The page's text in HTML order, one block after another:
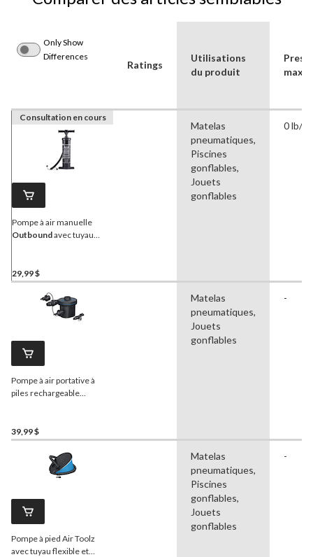
Only Show
Differences
Ratings
Utilisations
du produit
Consultation en cours
Pompe à air manuelle
Outboundavec tuyau
gonfler et dégonfler
29,99 $
Matelas
pneumatiques,
Piscines
gonflables,
Jouets
gonflables
0 lb/
Pompe à air portative à
piles rechargeable
39,99 $
Matelas
pneumatiques,
Jouets
gonflables
-
Pompe à pied Air Toolz
avec tuyau flexible et
Matelas
pneumatiques,
Piscines
gonflables,
Jouets
gonflables
-